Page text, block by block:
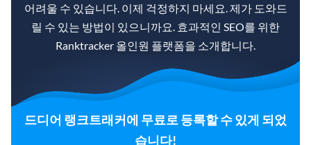
어려울 수 있습니다. 이제 걱정하지 마세요. 제가 도와드
릴 수 있는 방법이 있으니까요. 효과적인 SEO를 위한
Ranktracker 올인원 플랫폼을 소개합니다.
드디어 랭크트래커에 무료로 등록할 수 있게 되었
습니다!